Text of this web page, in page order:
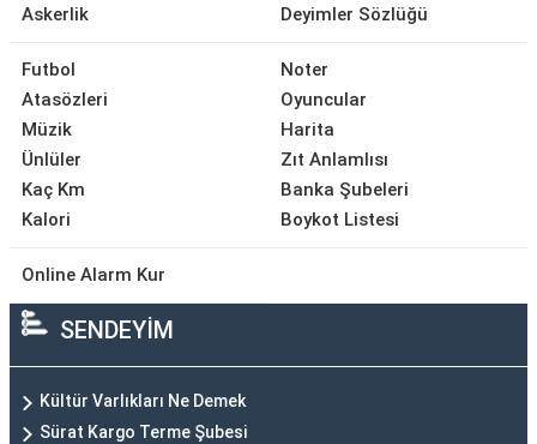
Askerlik
Deyimler Sözlüğü
Futbol
Atasözleri
Müzik
Ünlüler
Kaç Km
Kalori
Noter
Oyuncular
Harita
Zıt Anlamlısı
Banka Şubeleri
Boykot Listesi
Online Alarm Kur
SENDEYİM
Kültür Varlıkları Ne Demek
Sürat Kargo Terme Şubesi